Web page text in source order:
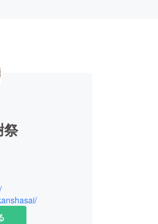
祭
ツ開催！